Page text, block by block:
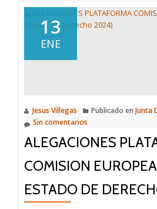
13
ENE
Jesus Villegas Publicado en Junta
Sin comentarios
ALEGACIONES
COMISION
ESTADO DE